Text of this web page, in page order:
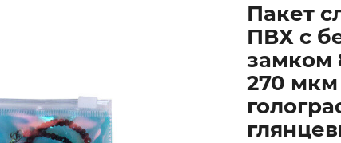
Пакет
ПВХ с
замком
270 мкм